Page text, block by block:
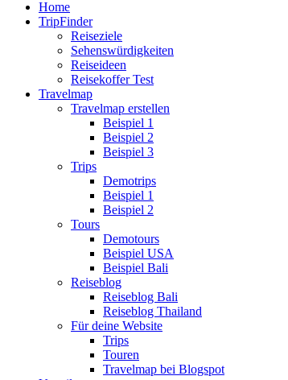
Home
TripFinder
Reiseziele
Sehenswürdigkeiten
Reiseideen
Reisekoffer Test
Travelmap
Travelmap erstellen
Beispiel 1
Beispiel 2
Beispiel 3
Trips
Demotrips
Beispiel 1
Beispiel 2
Tours
Demotours
Beispiel USA
Beispiel Bali
Reiseblog
Reiseblog Bali
Reiseblog Thailand
Für deine Website
Trips
Touren
Travelmap bei Blogspot